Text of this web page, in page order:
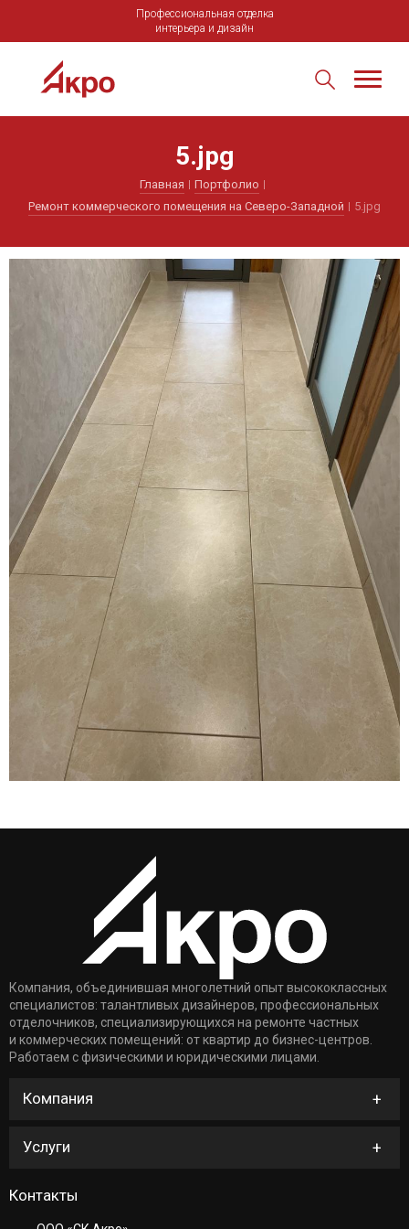
Профессиональная отделка
интерьера и дизайн
5.jpg
Главная
Портфолио
Ремонт коммерческого помещения на Северо-Западной
5.jpg
Компания, объединившая многолетний опыт высококлассных
специалистов: талантливых дизайнеров, профессиональных
отделочников, специализирующихся на ремонте частных
и коммерческих помещений: от квартир до бизнес-центров.
Работаем с физическими и юридическими лицами.
Компания
Услуги
Контакты